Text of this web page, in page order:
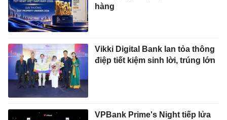
hàng
Vikki Digital Bank lan tỏa thông
điệp tiết kiệm sinh lời, trúng lớn
VPBank Prime's Night tiếp lửa